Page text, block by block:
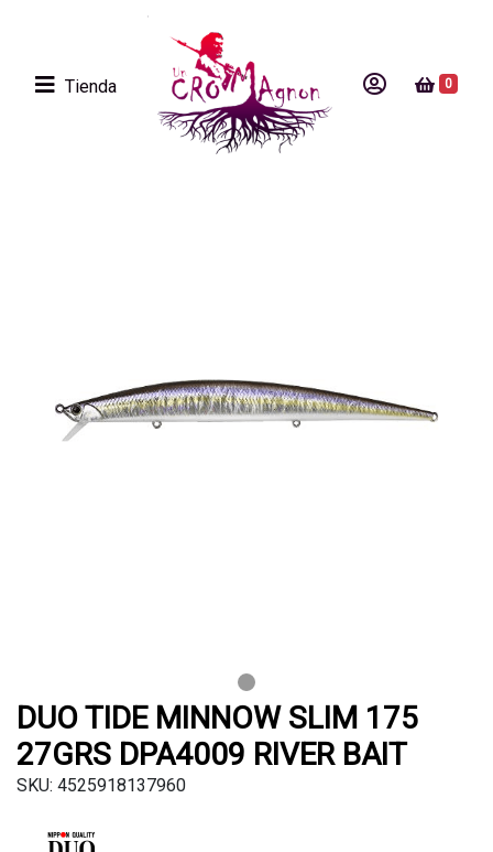
Tienda 0
DUO TIDE MINNOW SLIM 175
27GRS DPA4009 RIVER BAIT
SKU: 4525918137960